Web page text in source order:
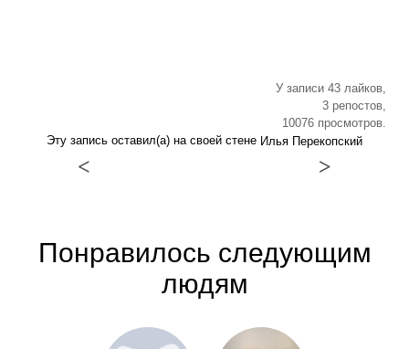
У записи 43 лайков,
3 репостов,
10076 просмотров.
Эту запись оставил(а) на своей стене Илья Перекопский
< >
Понравилось следующим
людям